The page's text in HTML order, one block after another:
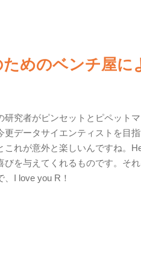
めのベンチ屋に
究者がピンセットとピペット
データサイエンティストを目
れが意外と楽しいんですね。
を与えてくれるものです。そ
I love you R！